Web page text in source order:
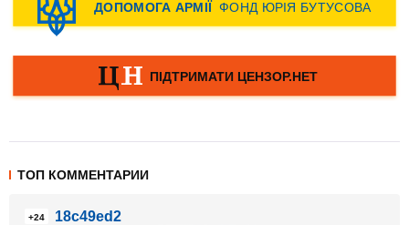
ТОП КОММЕНТАРИИ
+24 18c49ed2